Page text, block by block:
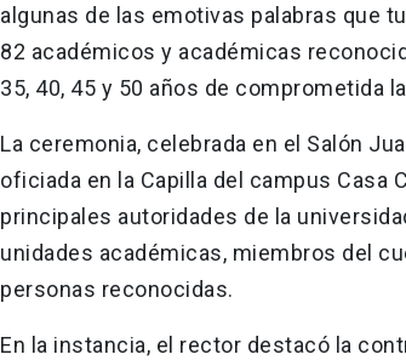
algunas de las emotivas palabras que
82 académicos y académicas
35, 40, 45 y 50 años de comprometida
La ceremonia, celebrada en el Salón
oficiada en la Capilla del campus Casa
principales autoridades de la
unidades académicas, miembros del
personas reconocidas.
En la instancia, el rector destacó la